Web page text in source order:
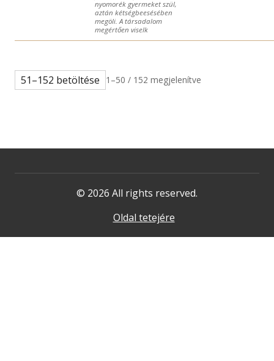
nyomorék gyermeket szül,
aztán kétségbeesésében
megöli. A társadalom
megértően viselk
51–152 betöltése 1–50 / 152 megjelenítve
© 2026 All rights reserved.
Oldal tetejére